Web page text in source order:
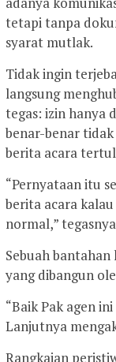
tetapi tanpa
syarat mutlak.
Tidak ingin
langsung
tegas: izin hanya
benar-benar
berita acara
“Pernyataan itu
berita acara
normal,”
Sebuah
yang dibangun
“Baik Pak agen
Lanjutnya
Rangkaian